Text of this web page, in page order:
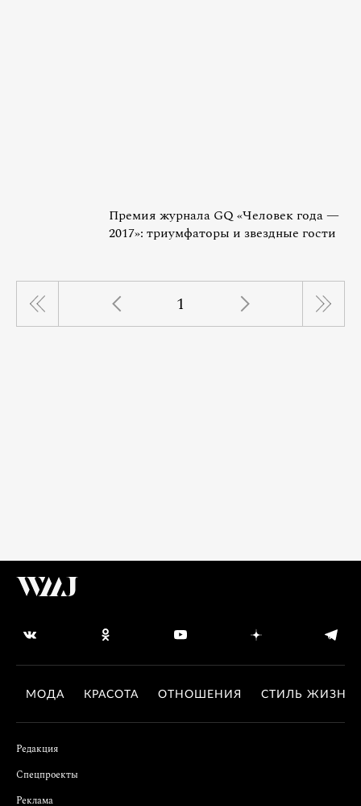
Премия журнала GQ «Человек года —
2017»: триумфаторы и звездные гости
1
МОДА КРАСОТА ОТНОШЕНИЯ СТИЛЬ ЖИЗНИ
Редакция
Спецпроекты
Реклама